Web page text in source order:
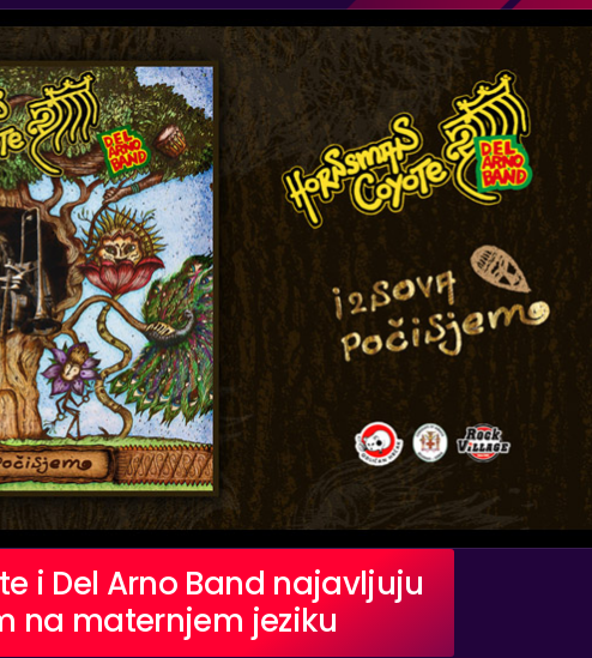
i Del Arno Band najavljuju
na maternjem jeziku